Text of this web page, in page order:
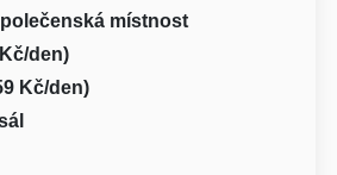
místnost
den)
Kč/den)